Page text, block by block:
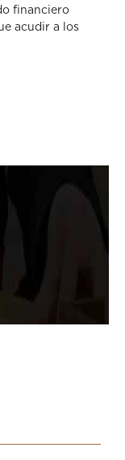
financiero
acudir a los